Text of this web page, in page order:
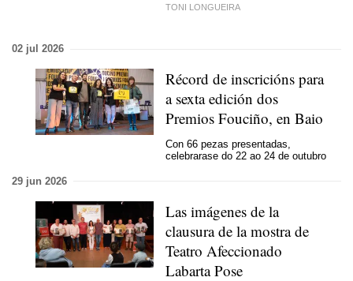
TONI LONGUEIRA
02 jul 2026
Récord de inscricións para
a sexta edición dos
Premios Fouciño, en Baio
Con 66 pezas presentadas,
celebrarase do 22 ao 24 de outubro
29 jun 2026
Las imágenes de la
clausura de la mostra de
Teatro Afeccionado
Labarta Pose